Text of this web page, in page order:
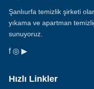
Şanlıurfa temizlik şirketi
yıkama ve apartman
sunuyoruz.
f ◎ ▶
Hızlı Linkler